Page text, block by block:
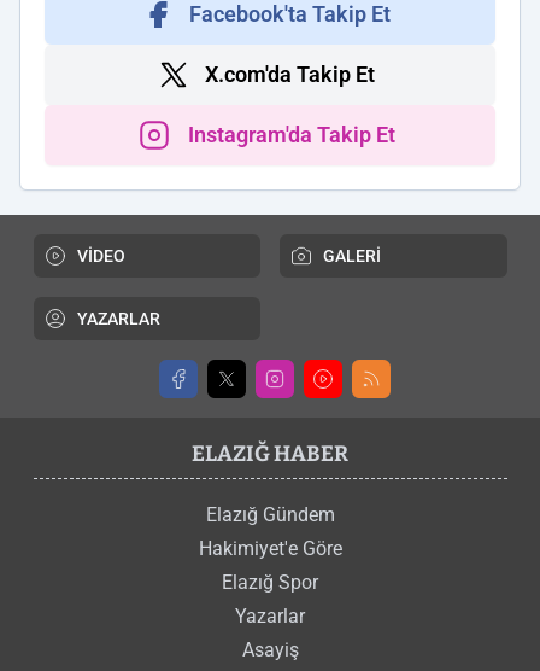
Facebook'ta Takip Et
X.com'da Takip Et
Instagram'da Takip Et
VİDEO GALERİ
YAZARLAR
ELAZIĞ HABER
Elazığ Gündem
Hakimiyet'e Göre
Elazığ Spor
Yazarlar
Asayiş